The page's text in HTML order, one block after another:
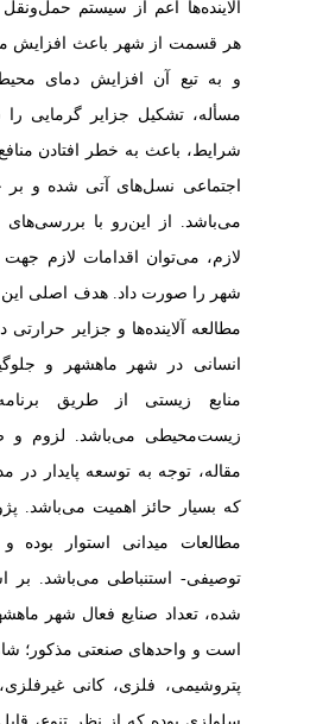
آلاینده‌ها اعم از سیستم
هر قسمت از شهر باعث افزایش
و به تبع آن افزایش دمای
مسأله، تشکیل جزایر گرمایی
شرایط، باعث به خطر افتادن منافع
اجتماعی نسل‌های آتی شده و بر
می‌باشد. از این‌رو با بررسی‌های
لازم، می‌توان اقدامات لازم جهت
شهر را صورت داد. هدف اصلی این
مطالعه آلاینده‌ها و جزایر حرارتی
انسانی در شهر ماهشهر و
منابع زیستی از طریق
زیست‌محیطی می‌باشد. لزوم و
مقاله، توجه به توسعه پایدار در
که بسیار حائز اهمیت می‌باشد.
مطالعات میدانی استوار بوده
توصیفی- استنباطی می‌باشد.بر
است و واحدهای صنعتی مذکور؛
پتروشیمی، فلزی، کانی غیرفلزی،